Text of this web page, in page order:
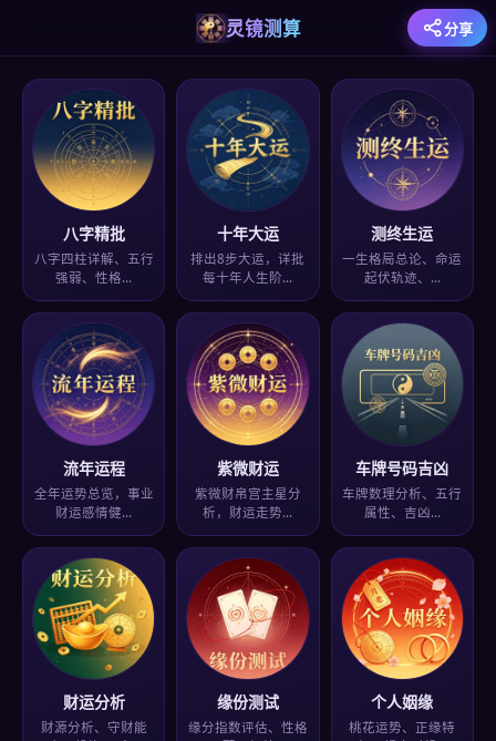
灵镜测算 分享
八字精批
八字四柱详解、五行
强弱、性格…
十年大运
排出8步大运，详批
每十年人生阶…
测终生运
一生格局总论、命运
起伏轨迹、…
流年运程
全年运势总览，事业
财运感情健…
紫微财运
紫微财帛宫主星分
析，财运走势…
车牌号码吉凶
车牌数理分析、五行
属性、吉凶…
财运分析
财源分析、守财能
缘份测试
缘分指数评估、性格
个人姻缘
桃花运势、正缘特